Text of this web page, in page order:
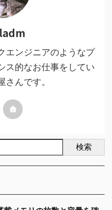
エンジニアのようなプ
ス的なお仕事をしてい
さんです。
検索